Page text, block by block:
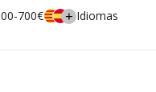
700€ Idiomas